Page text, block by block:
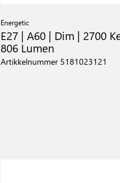
Energetic
E27 | A60 | Dim | 2700
806 Lumen
Artikkelnummer 5181023121